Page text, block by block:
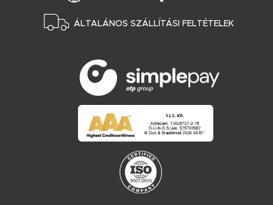
ÁLTALÁNOS SZÁLLÍTÁSI FELTÉTELEK